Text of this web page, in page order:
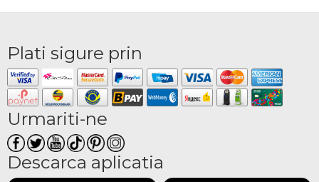
Plati sigure prin
Urmariti-ne
Descarca aplicatia